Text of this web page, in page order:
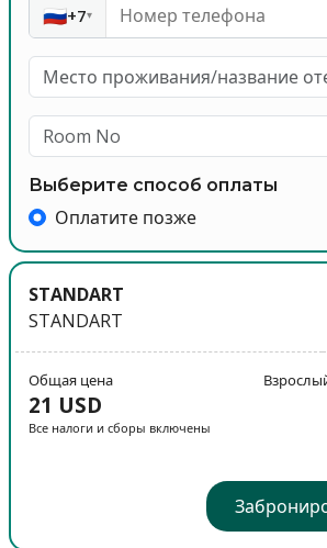
🇷🇺+7▾
Выберите способ оплаты
Оплатите позже
STANDART
STANDART
Общая цена
21 USD
Все налоги и сборы включены